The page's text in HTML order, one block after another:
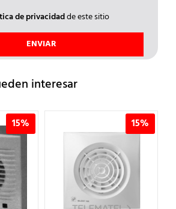
de privacidadde este sitio
interesar
15% 15%